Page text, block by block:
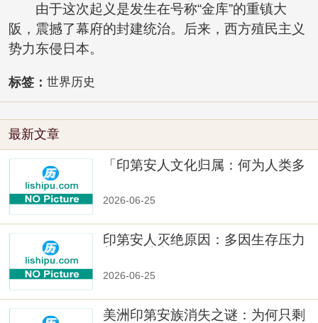
由于这次起义是发生在号称“金库”的重镇大
阪，震撼了幕府的封建统治。后来，西方殖民主义
势力东侵日本。
标签： 世界历史
最新文章
「印第安人文化归属：何为人类多
2026-06-25
印第安人灭绝原因：多因生存压力
2026-06-25
美洲印第安族消失之谜：为何只剩